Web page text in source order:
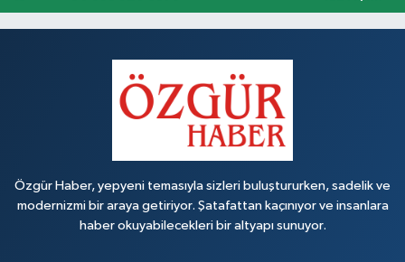
Özgür Haber, yepyeni temasıyla sizleri buluştururken, sadelik ve
modernizmi bir araya getiriyor. Şatafattan kaçınıyor ve insanlara
haber okuyabilecekleri bir altyapı sunuyor.